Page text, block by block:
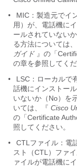
•
MIC：製造元でイ
用）が、電話機に
ールされていない
る方法については
ガイド』の「
の章を参照してくだ
•
LSC： ローカルで
話機にインストー
いないか（No）を
いては、『 Cisco
の「Certificate
照してください。
•
CTLファイル：電
スト（CTL）ファ
ァイルが電話機に